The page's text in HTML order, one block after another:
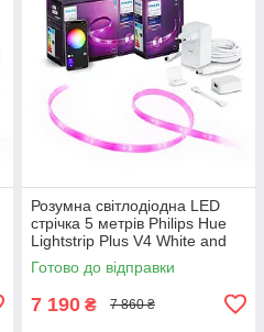
Розумна світлодіодна LED
стрічка 5 метрів Philips Hue
Lightstrip Plus V4 White and
Color, Bluetooth, Apple
HomeKit (2+3 метри)
Готово до відправки
7 190 ₴ 7 860 ₴